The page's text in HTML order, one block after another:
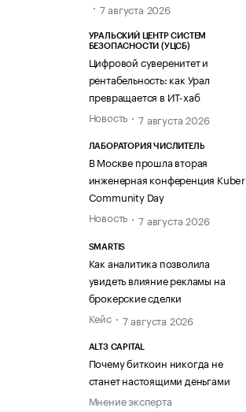
7 августа 2026
УРАЛЬСКИЙ ЦЕНТР СИСТЕМ
БЕЗОПАСНОСТИ (УЦСБ)
Цифровой суверенитет и
рентабельность: как Урал
превращается в ИТ-хаб
Новость
7 августа 2026
ЛАБОРАТОРИЯ ЧИСЛИТЕЛЬ
В Москве прошла вторая
инженерная конференция Kuber
Community Day
Новость
7 августа 2026
SMARTIS
Как аналитика позволила
увидеть влияние рекламы на
брокерские сделки
Кейс
7 августа 2026
ALT3 CAPITAL
Почему биткоин никогда не
станет настоящими деньгами
Мнение эксперта